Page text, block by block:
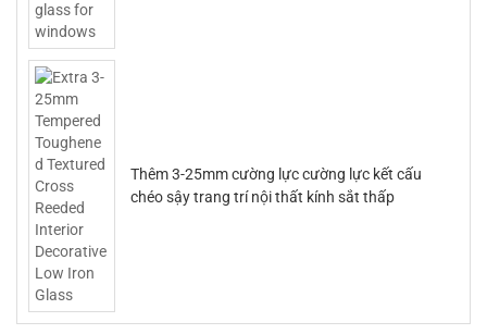
Thêm 3-25mm cường lực cường lực kết cấu
chéo sậy trang trí nội thất kính sắt thấp